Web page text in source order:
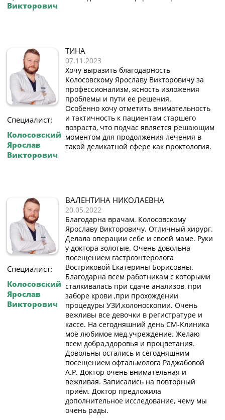
Викторович
Специалист:
Колосовский
Ярослав
Викторович
ТИНА
07.11.2023
Хочу выразить благодарность
Колосовскому Ярославу Викторовичу за
профессионализм, ясность изложения
проблемы и пути ее решения.
Особенно хочу отметить внимательность
и тактичность к пациентам старшего
возраста, что подчас является решающим
моментом для продолжения лечения в
такой деликатной сфере как проктология.
Специалист:
Колосовский
Ярослав
Викторович
ВАЛЕНТИНА НИКОЛАЕВНА
20.05.2022
Благодарна врачам. Колосовскому
Ярославу Викторовичу. Отличный хирург.
Делала операции себе и своей маме. Руки
у доктора золотые. Очень довольна
посещением гастроэнтеролога
Востриковой Екатерины Борисовны.
Благодарна всем работникам с которыми
сталкивалась при сдаче анализов, при
заборе крови ,при прохождении
процедуры УЗИ,колоноскопии. Очень
вежливы все девочки в регистратуре и
кассе. На сегодняшний день СМ-Клиника
моё любимое мед.учреждение. Желаю
всем добра,здоровья и процветания.
Довольны остались и сегодняшним
посещением офтальмолога Раджабовой
А.Р. Доктор очень внимательная и
вежливая. Записались на повторный
приём. Доктор предложила
дополнительное исследование, чему мы
очень рады.